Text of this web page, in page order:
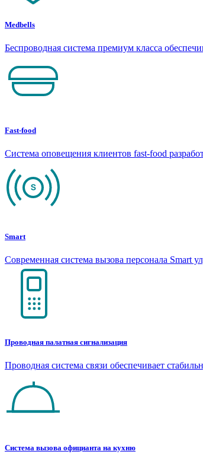
Medbells
Беспроводная система премиум класса
Fast-food
Система оповещения клиентов fast-food
Smart
Современная система вызова персонала Smart
Проводная палатная сигнализация
Проводная система связи обеспечивает
Система вызова официанта на кухню